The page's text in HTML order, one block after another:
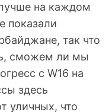
на каждом
показали
так что
сможем ли мы
с W16 на
здесь
уличных, что